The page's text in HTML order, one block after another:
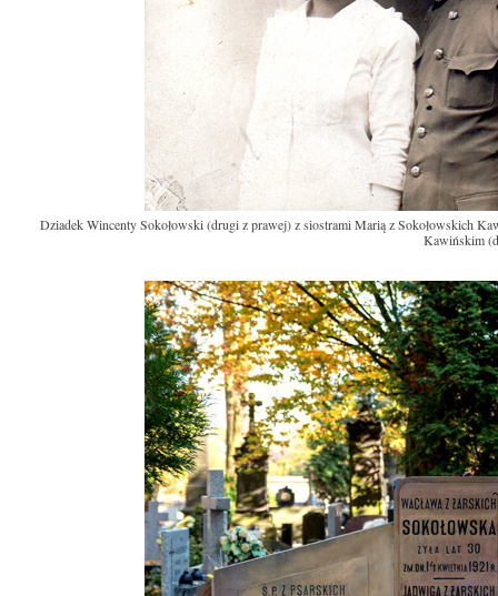
Dziadek Wincenty Sokołowski (drugi z prawej) z siostrami Marią z Sokołowskich
Kawińskim